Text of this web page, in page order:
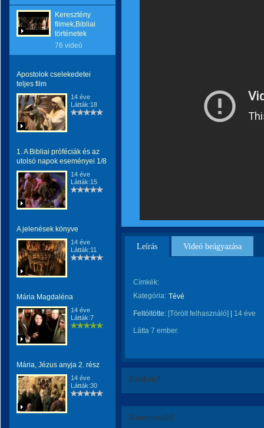
Keresztény
filmek,Bibliai
történetek
76 videó
Apostolok cselekedetei
teljes film
14 éve
Látták:18
1. A Bibliai próféciák és az
utolsó napok eseményei 1/8
14 éve
Látták:15
A jelenések könyve
14 éve
Látták:11
Mária Magdaléna
14 éve
Látták:7
Mária, Jézus anyja 2. rész
14 éve
Látták:30
Leírás Videó beágyazása
Címkék:
Kategória: Tévé
Feltöltötte: [Törölt felhasználó] 14 éve
Látta 7 ember.
Értékeld!
Kommentáld!